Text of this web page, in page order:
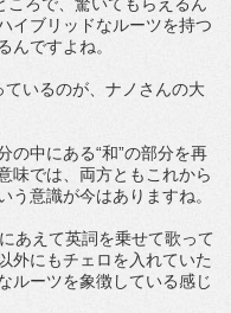
イブリッドなルーツを持つ
んですよね。
いるのが、ナノさんの大
の中にある“和”の部分を再
味では、両方ともこれから
う意識が今はありますね。
あえて英詞を乗せて歌って
外にもチェロを入れていた
ルーツを象徴している感じ